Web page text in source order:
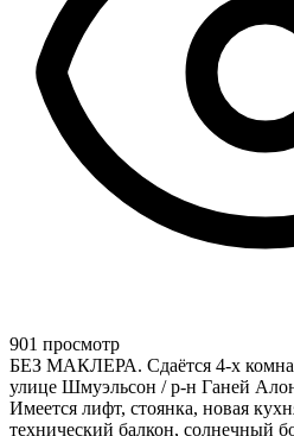
901 просмотр
БЕЗ МАКЛЕРА. Сдаётся 4-х
улице Шмуэльсон / р-н Ганей
Имеется лифт, стоянка, новая
технический балкон, солнечный